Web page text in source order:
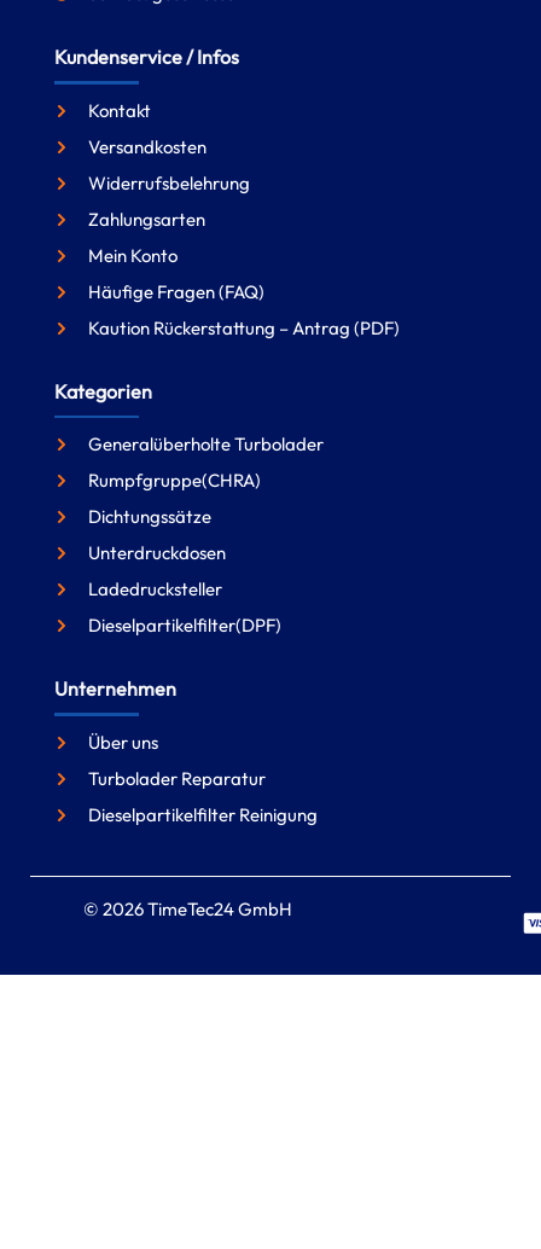
Kundenservice / Infos
Kontakt
Versandkosten
Widerrufsbelehrung
Zahlungsarten
Mein Konto
Häufige Fragen (FAQ)
Kaution Rückerstattung – Antrag (PDF)
Kategorien
Generalüberholte Turbolader
Rumpfgruppe(CHRA)
Dichtungssätze
Unterdruckdosen
Ladedrucksteller
Dieselpartikelfilter(DPF)
Unternehmen
Über uns
Turbolader Reparatur
Dieselpartikelfilter Reinigung
© 2026 TimeTec24 GmbH